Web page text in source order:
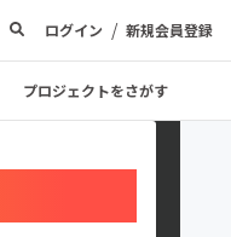
ログイン / 新規会員登録
プロジェクトをさがす